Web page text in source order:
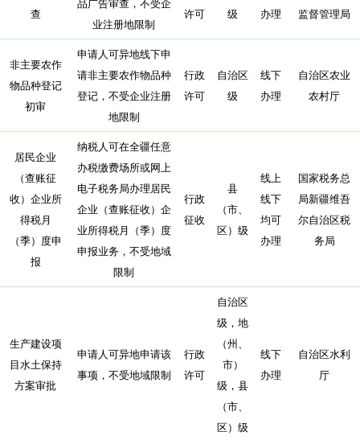
查
业注册地限制
许可
级
办理
监督管理局
非主要农作
物品种登记
初审
申请人可异地线下申
请非主要农作物品种
登记，不受企业注册
地限制
行政
许可
自治区
级
线下
办理
自治区农业
农村厅
居民企业
（查账征
收）企业所
得税月
（季）度申
报
纳税人可在全疆任意
办税缴费场所或网上
电子税务局办理居民
企业（查账征收）企
业所得税月（季）度
申报业务，不受地域
限制
行政
征收
县
（市、
区）级
线上
线下
均可
办理
国家税务总
局新疆维吾
尔自治区税
务局
生产建设项
目水土保持
方案审批
申请人可异地申请该
事项，不受地域限制
行政
许可
自治区
级，地
（州、
市）
级，县
（市、
区）级
线下
办理
自治区水利
厅